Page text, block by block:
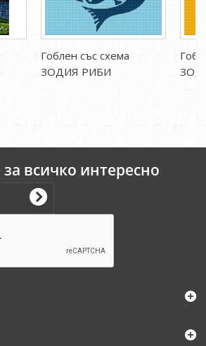
Гоблен със схема
ЗОДИЯ РИБИ
всичко интересно